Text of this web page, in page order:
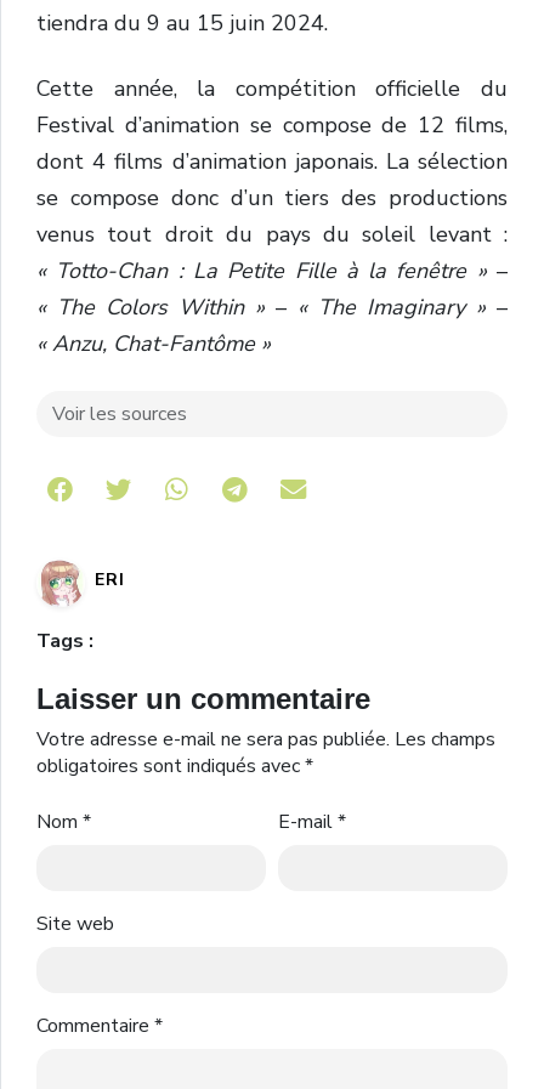
tiendra du 9 au 15 juin 2024.
Cette année, la compétition officielle du
Festival d’animation se compose de 12 films,
dont 4 films d’animation japonais. La sélection
se compose donc d’un tiers des productions
venus tout droit du pays du soleil levant :
« Totto-Chan : La Petite Fille à la fenêtre »–
« The Colors Within » – « The Imaginary » –
« Anzu, Chat-Fantôme »
Voir les sources
Share on Telegram
ERI
Tags :
Laisser un commentaire
Votre adresse e-mail ne sera pas publiée. Les champs
obligatoires sont indiqués avec*
Nom * E-mail*
Site web
Commentaire *